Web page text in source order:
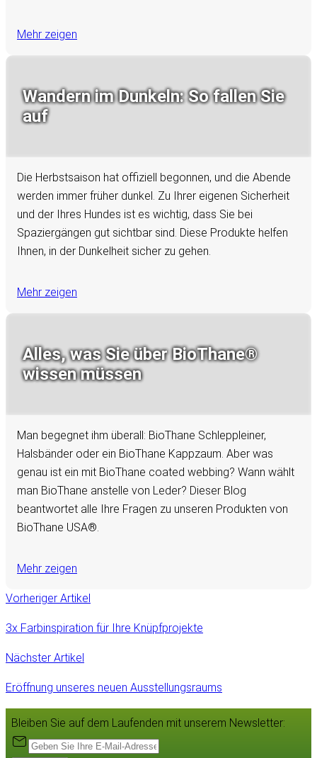
Mehr zeigen
Wandern im Dunkeln: So fallen Sie
auf
Die Herbstsaison hat offiziell begonnen, und die Abende
werden immer früher dunkel. Zu Ihrer eigenen Sicherheit
und der Ihres Hundes ist es wichtig, dass Sie bei
Spaziergängen gut sichtbar sind. Diese Produkte helfen
Ihnen, in der Dunkelheit sicher zu gehen.
Mehr zeigen
Alles, was Sie über BioThane®
wissen müssen
Man begegnet ihm überall: BioThane Schleppleiner,
Halsbänder oder ein BioThane Kappzaum. Aber was
genau ist ein mit BioThane coated webbing? Wann wählt
man BioThane anstelle von Leder? Dieser Blog
beantwortet alle Ihre Fragen zu unseren Produkten von
BioThane USA®.
Mehr zeigen
Vorheriger Artikel
3x Farbinspiration für Ihre Knüpfprojekte
Nächster Artikel
Eröffnung unseres neuen Ausstellungsraums
Bleiben Sie auf dem Laufenden mit unserem Newsletter: